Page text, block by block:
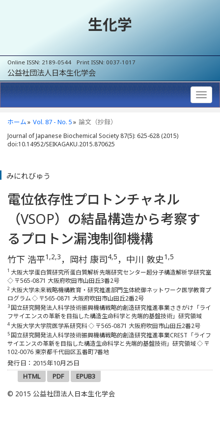
生化学
Online ISSN: 2189-0544 Print ISSN: 0037-1017
公益社団法人日本生化学会
ホーム Vol. 87 - No. 5 論文（抄録）
Journal of Japanese Biochemical Society 87(5): 625-628 (2015)
doi:10.14952/SEIKAGAKU.2015.870625
みにれびゅう
電位依存性プロトンチャネル
（VSOP）の結晶構造から考察す
るプロトン漏洩制御機構
竹下 浩平1,2,3 ，岡村 康司4,5 ，中川 敦史1,5
1 大阪大学蛋白質研究所蛋白質解析先端研究センター超分子構造解析学研究室
◇ 〒565-0871 大阪府吹田市山田丘3番2号
2 大阪大学未来戦略機構教育・研究推進部門生体統御ネットワーク医学教育プ
ログラム◇ 〒565-0871 大阪府吹田市山田丘2番2号
3 国立研究開発法人科学技術振興機構戦略的創造研究推進事業さきがけ「ライ
フサイエンスの革新を目指した構造生命科学と先端的基盤技術」研究領域
4 大阪大学大学院医学系研究科◇ 〒565-0871 大阪府吹田市山田丘2番2号
5 国立研究開発法人科学技術振興機構戦略的創造研究推進事業CREST「ライフ
サイエンスの革新を目指した構造生命科学と先端的基盤技術」研究領域◇ 〒
102-0076 東京都千代田区五番町7番地
発行日：2015年10月25日
HTML
PDF EPUB3
© 2015 公益社団法人日本生化学会